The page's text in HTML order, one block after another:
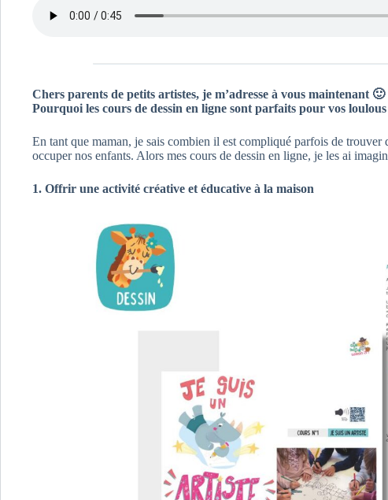
Chers parents de petits artistes, je m’adresse à vous maintenant 🙂
Pourquoi les cours de dessin en ligne sont parfaits pour vos loulous
En tant que maman, je sais combien il est compliqué parfois de trouver
occuper nos enfants. Alors mes cours de dessin en ligne, je les ai
1. Offrir une activité créative et éducative à la maison